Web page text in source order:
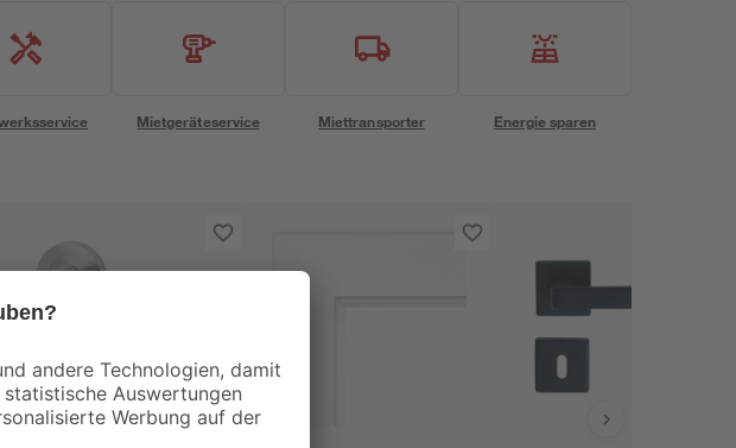
Mietgeräteservice Miettransporter Energie sparen